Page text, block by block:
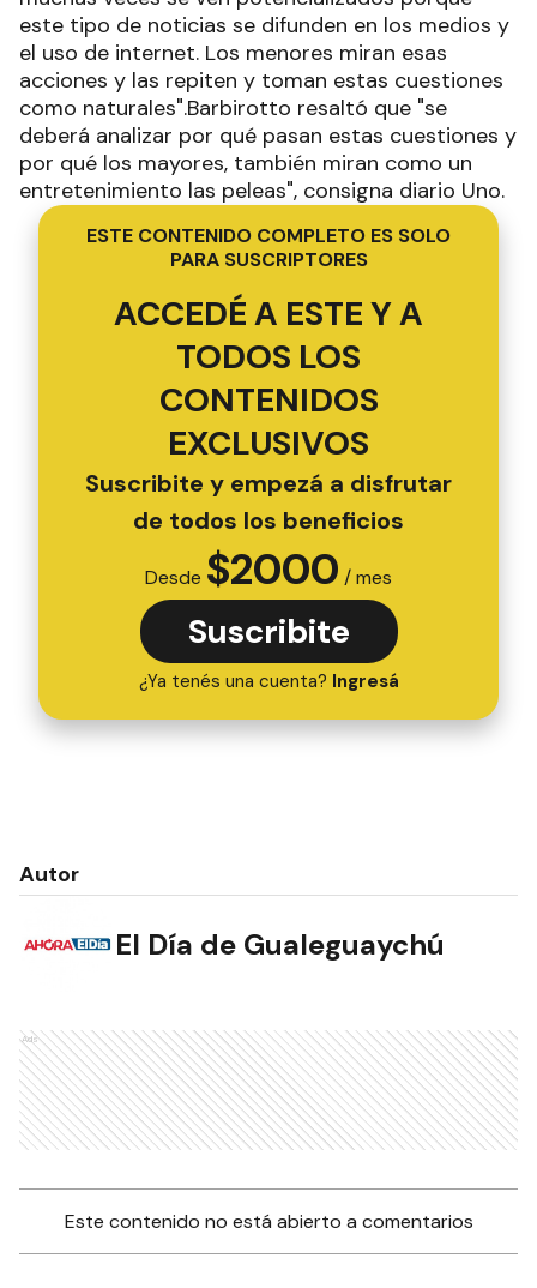
este tipo de noticias se difunden en los medios y
el uso de internet. Los menores miran esas
acciones y las repiten y toman estas cuestiones
como naturales".Barbirotto resaltó que "se
deberá analizar por qué pasan estas cuestiones y
por qué los mayores, también miran como un
entretenimiento las peleas", consigna diario Uno.
ESTE CONTENIDO COMPLETO ES SOLO
PARA SUSCRIPTORES
ACCEDÉ A ESTE Y A
TODOS LOS
CONTENIDOS
EXCLUSIVOS
Suscribite y empezá a disfrutar
de todos los beneficios
Desde $2000 / mes
Suscribite
¿Ya tenés una cuenta? Ingresá
Autor
El Día de Gualeguaychú
Ads
Este contenido no está abierto a comentarios